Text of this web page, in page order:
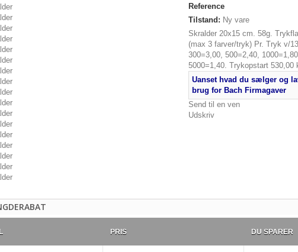
Reference
Tilstand: Ny vare
Skralder 20x15 cm. 58g.
(max 3 farver/tryk) Pr. Tryk v/
300=3,00, 500=2,40,
5000=1,40. Trykopstart 530,00
Uanset hvad du sælger og
brug for Bach Firmagaver
Send til en ven
Udskriv
PRIS DU SPARER